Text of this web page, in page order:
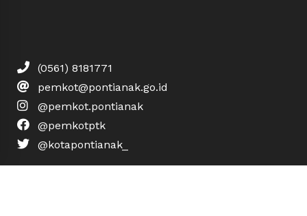
(0561) 8181771
pemkot@pontianak.go.id
@pemkot.pontianak
@pemkotptk
@kotapontianak_